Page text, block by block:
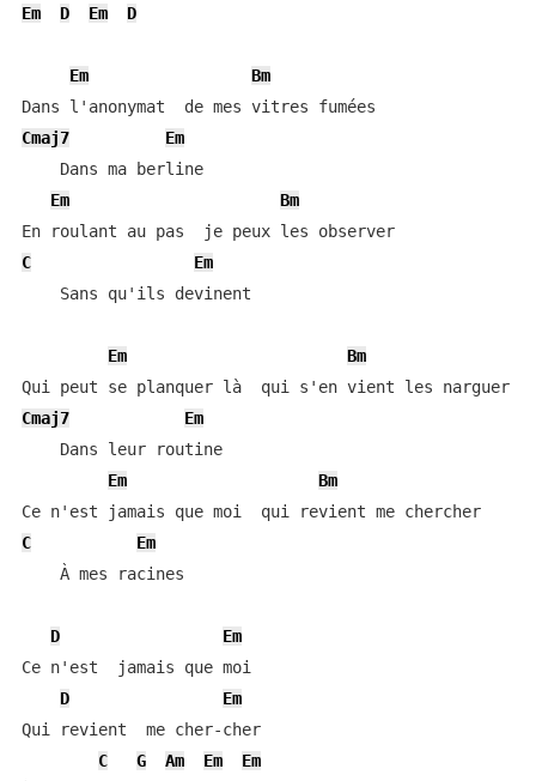
Em D Em D
Em
Bm
Cmaj7
Em
    Dans ma berline
Em
Bm
En roulant au pas  je peux les observer
C
Em
    Sans qu'ils devinent
Em
Bm
Qui peut se planquer là  qui s'en vient les narguer
Cmaj7
Em
    Dans leur routine
Em
Bm
Ce n'est jamais que moi  qui revient me chercher
C
Em
    À mes racines
D
Em
Ce n'est  jamais que moi
D
Em
Qui revient  me cher-cher
C
G Am Em
Em